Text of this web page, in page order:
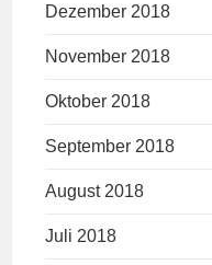
Dezember 2018
November 2018
Oktober 2018
September 2018
August 2018
Juli 2018